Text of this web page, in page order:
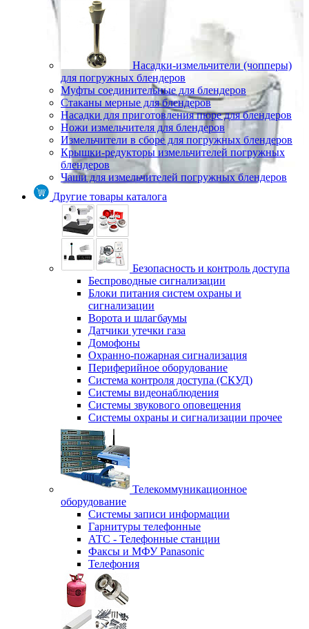
Насадки-измельчители (чопперы)
для погружных блендеров
Муфты соединительные для блендеров
Стаканы мерные для блендеров
Насадки для приготовления пюре для блендеров
Ножи измельчителя для блендеров
Измельчители в сборе для погружных блендеров
Крышки-редукторы измельчителей погружных
блендеров
Чаши для измельчителей погружных блендеров
Другие товары каталога
Безопасность и контроль доступа
Беспроводные сигнализации
Блоки питания систем охраны и
сигнализации
Ворота и шлагбаумы
Датчики утечки газа
Домофоны
Охранно-пожарная сигнализация
Периферийное оборудование
Система контроля доступа (СКУД)
Системы видеонаблюдения
Системы звукового оповещения
Системы охраны и сигнализации прочее
Телекоммуникационное
оборудование
Системы записи информации
Гарнитуры телефонные
АТС - Телефонные станции
Факсы и МФУ Panasonic
Телефония